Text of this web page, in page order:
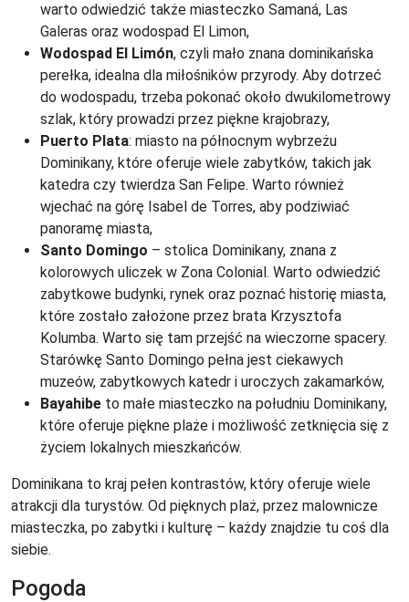
warto odwiedzić także miasteczko Samaná, Las
Galeras oraz wodospad El Limon,
Wodospad El Limón, czyli mało znana dominikańska
perełka, idealna dla miłośników przyrody. Aby dotrzeć
do wodospadu, trzeba pokonać około dwukilometrowy
szlak, który prowadzi przez piękne krajobrazy,
Puerto Plata: miasto na północnym wybrzeżu
Dominikany, które oferuje wiele zabytków, takich jak
katedra czy twierdza San Felipe. Warto również
wjechać na górę Isabel de Torres, aby podziwiać
panoramę miasta,
Santo Domingo – stolica Dominikany, znana z
kolorowych uliczek w Zona Colonial. Warto odwiedzić
zabytkowe budynki, rynek oraz poznać historię miasta,
które zostało założone przez brata Krzysztofa
Kolumba. Warto się tam przejść na wieczorne spacery.
Starówkę Santo Domingo pełna jest ciekawych
muzeów, zabytkowych katedr i uroczych zakamarków,
Bayahibe to małe miasteczko na południu Dominikany,
które oferuje piękne plaże i możliwość zetknięcia się z
życiem lokalnych mieszkańców.
Dominikana to kraj pełen kontrastów, który oferuje wiele
atrakcji dla turystów. Od pięknych plaż, przez malownicze
miasteczka, po zabytki i kulturę – każdy znajdzie tu coś dla
siebie.
Pogoda